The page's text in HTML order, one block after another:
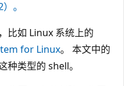
。
比如 Linux 系统上的
for Linux。 本文中的
种类型的 shell。